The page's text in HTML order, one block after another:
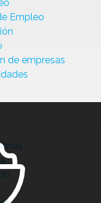
Empleo
de empresas